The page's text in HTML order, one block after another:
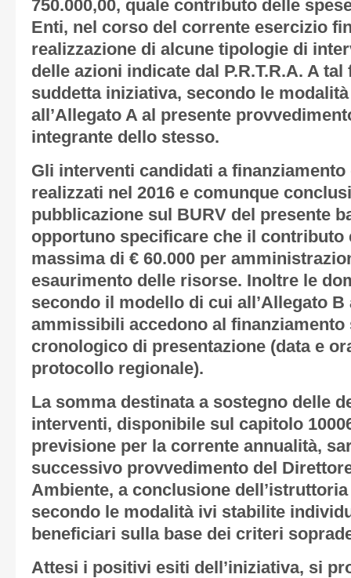
750.000,00, quale contributo delle
Enti, nel corso del corrente esercizio
realizzazione di alcune tipologie di
delle azioni indicate dal P.R.T.R.A. A
suddetta iniziativa, secondo le
all’Allegato Aal presente
integrante dello stesso.
Gli interventi candidati a
realizzati nel 2016 e comunque
pubblicazione sul BURV del presente
opportuno specificare che il contributo
massima di € 60.000 per
esaurimento delle risorse. Inoltre le
secondo il modello di cui all’Allegato B
ammissibili accedono al finanziamento
cronologico di presentazione (data e
protocollo regionale).
La somma destinata a sostegno delle
interventi, disponibile sul capitolo
previsione per la corrente annualità,
successivo provvedimento del
Ambiente, a conclusione
secondo le modalità ivi stabilite
beneficiari sulla base dei criteri
Attesi i positivi esiti dell’iniziativa, si